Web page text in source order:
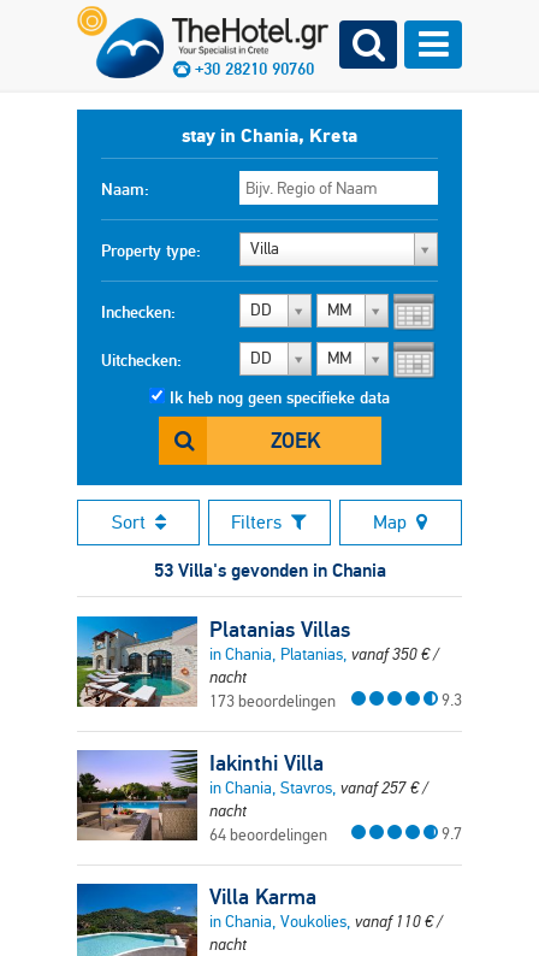
+30 28210 90760
stay in Chania, Kreta
Naam:
Property type: Villa
Inchecken: DD MM
Uitchecken: DD MM
Ik heb nog geen specifieke data
ZOEK
Sort Filters Map
53 Villa's gevonden in Chania
Platanias Villas
in Chania, Platanias, vanaf350€/
nacht
173 beoordelingen
9.3
Iakinthi Villa
in Chania, Stavros, vanaf257€/
nacht
64 beoordelingen
9.7
Villa Karma
in Chania, Voukolies, vanaf 110€/
nacht